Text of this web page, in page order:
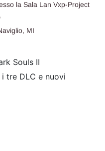
la Sala Lan Vxp-Project
MI
Souls II
tre DLC e nuovi